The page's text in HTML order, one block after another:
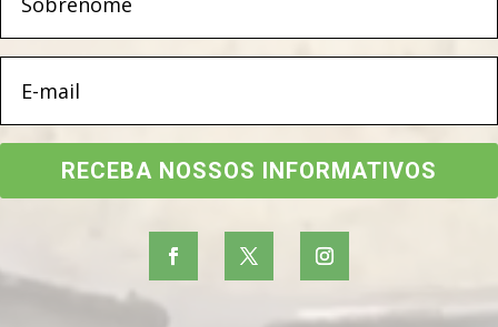
RECEBA NOSSOS INFORMATIVOS